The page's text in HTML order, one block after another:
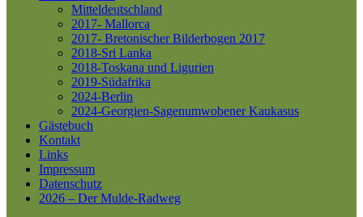
Mitteldeutschland
2017- Mallorca
2017- Bretonischer Bilderbogen 2017
2018-Sri Lanka
2018-Toskana und Ligurien
2019-Südafrika
2024-Berlin
2024-Georgien-Sagenumwobener Kaukasus
Gästebuch
Kontakt
Links
Impressum
Datenschutz
2026 – Der Mulde-Radweg